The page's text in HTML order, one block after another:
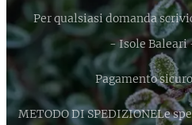
Per qualsiasi domanda
- Isole Baleari
Pagamento
METODO DI SPEDIZIONELe